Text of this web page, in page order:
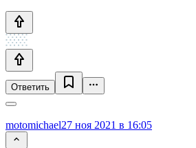
Ответить
motomichael27 ноя 2021 в 16:05